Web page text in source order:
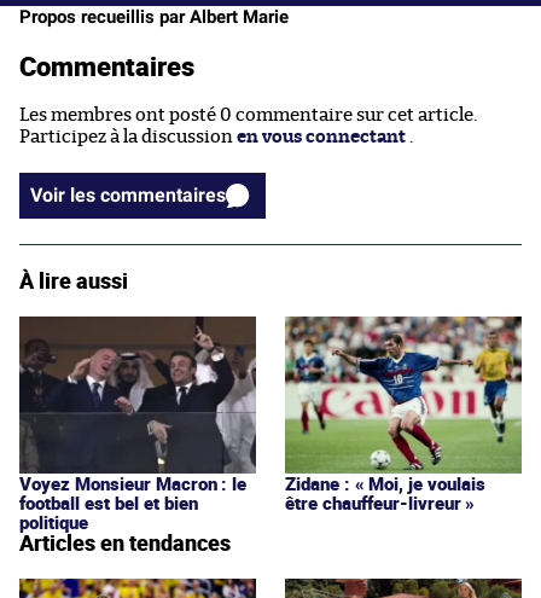
Propos recueillis par Albert Marie
Commentaires
Les membres ont posté 0 commentaire sur cet article.
Participez à la discussion en vous connectant
Voir les commentaires
À lire aussi
Voyez Monsieur Macron : le
football est bel et bien
politique
Zidane : « Moi, je voulais
être chauffeur-livreur »
Articles en tendances